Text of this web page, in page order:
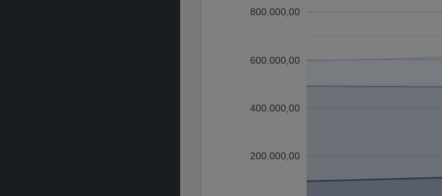
200.000,00
400.000,00
600.000,00
800.000,00